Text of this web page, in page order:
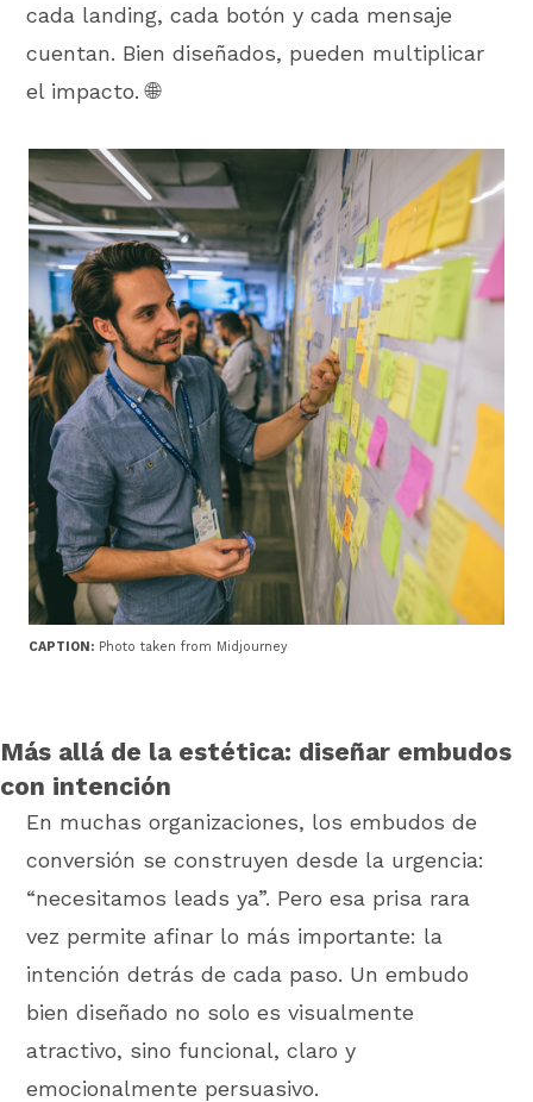
cada landing, cada botón y cada mensaje
cuentan. Bien diseñados, pueden multiplicar
el impacto. 🌐
CAPTION: Photo taken from Midjourney
Más allá de la estética: diseñar embudos
con intención
En muchas organizaciones, los embudos de
conversión se construyen desde la urgencia:
“necesitamos leads ya”. Pero esa prisa rara
vez permite afinar lo más importante: la
intención detrás de cada paso. Un embudo
bien diseñado no solo es visualmente
atractivo, sino funcional, claro y
emocionalmente persuasivo.